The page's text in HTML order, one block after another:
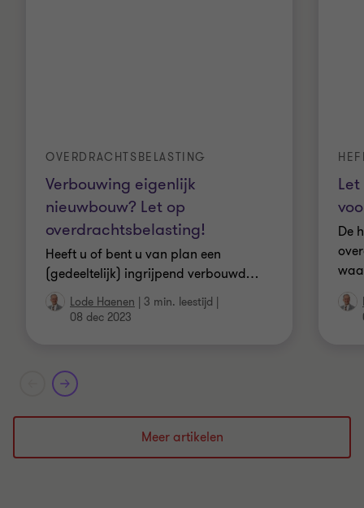
Verbouwing eigenlijk
nieuwbouw? Let op
overdrachtsbelasting!
OVERDRACHTSBELASTING
Heeft u of bent u van plan een
(gedeeltelijk) ingrijpend verbouwd…
Lode Haenen 3 min. leestijd
08 dec 2023
De
Meer artikelen